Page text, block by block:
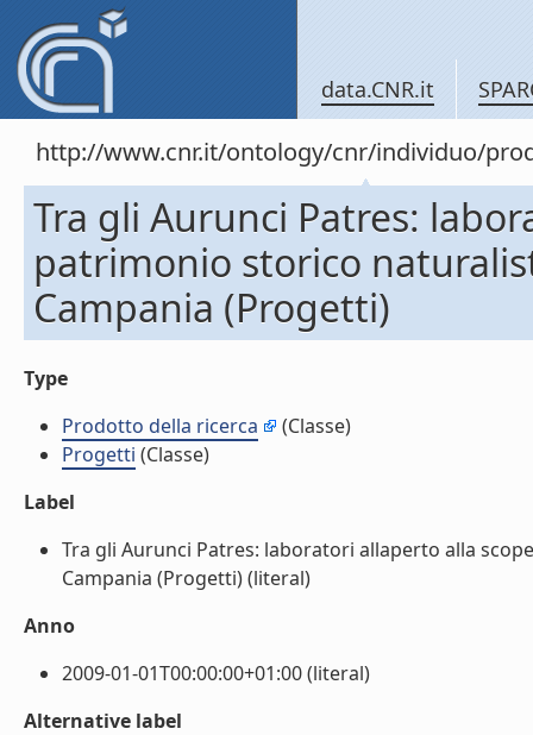
data.CNR.it
http://www.cnr.it/ontology/cnr/individuo/
Tra gli Aurunci Patres:
patrimonio storico
Campania (Progetti)
Type
Prodotto della ricerca
(Classe)
Progetti (Classe)
Label
Tra gli Aurunci Patres: laboratori allaperto alla
Campania (Progetti) (literal)
Anno
2009-01-01T00:00:00+01:00 (literal)
Alternative label